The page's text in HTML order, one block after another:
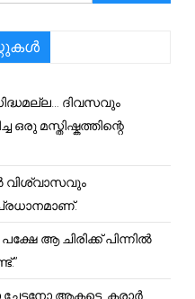
ദിവസവും
ഒരു മസ്തിഷ്കത്തിന്റെ
വിശ്വാസവും
ആ ചിരിക്ക് പിന്നിൽ
ആകട്ടെ, കരാർ